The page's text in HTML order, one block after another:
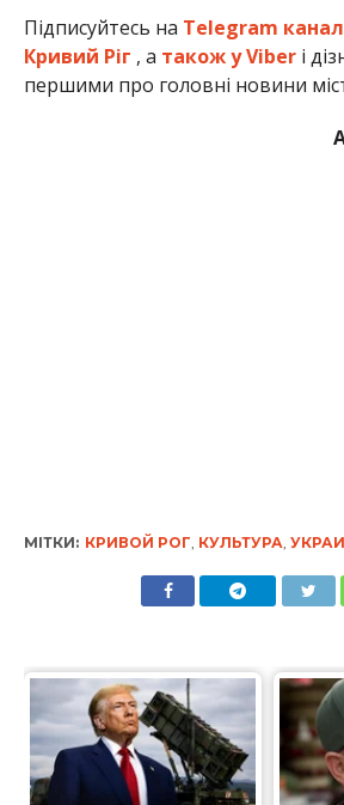
Підписуйтесь на Telegram
Кривий Ріг , а також у Viberі
першими про головні новини
МІТКИ: КРИВОЙ РОГ, КУЛЬТУРА,